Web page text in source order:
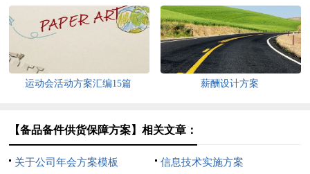
运动会活动方案汇编15篇 薪酬设计方案
【备品备件供货保障方案】相关文章：
关于公司年会方案模板 信息技术实施方案